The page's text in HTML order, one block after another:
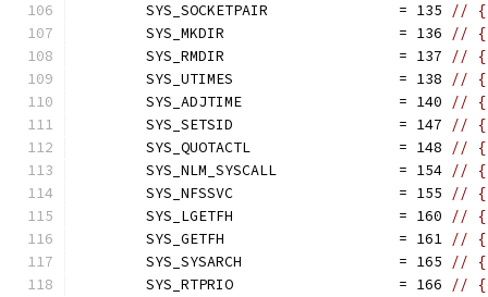
	SYS_SOCKETPAIR               = 135
// {
	SYS_MKDIR                    = 136
// {
	SYS_RMDIR                    = 137
// {
	SYS_UTIMES                   = 138
// {
	SYS_ADJTIME                  = 140
// {
	SYS_SETSID                   = 147
// {
	SYS_QUOTACTL                 = 148
// {
	SYS_NLM_SYSCALL              = 154
// {
	SYS_NFSSVC                   = 155
// {
	SYS_LGETFH                   = 160
// {
	SYS_GETFH                    = 161
// {
	SYS_SYSARCH                  = 165
// {
	SYS_RTPRIO                   = 166
// {